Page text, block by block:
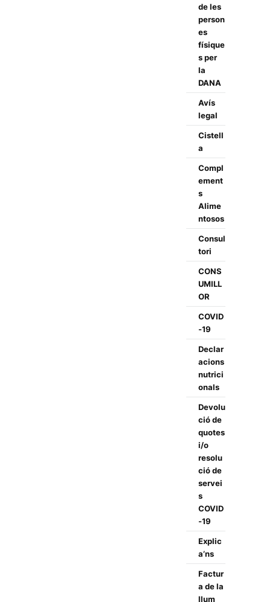
de les
person
es
físique
s per
la
DANA
Avís
legal
Cistell
a
Compl
ement
s
Alime
ntosos
Consul
tori
CONS
UMILL
OR
COVID
-19
Declar
acions
nutrici
onals
Devolu
ció de
quotes
i/o
resolu
ció de
servei
s
COVID
-19
Explic
a’ns
Factur
a de la
llum